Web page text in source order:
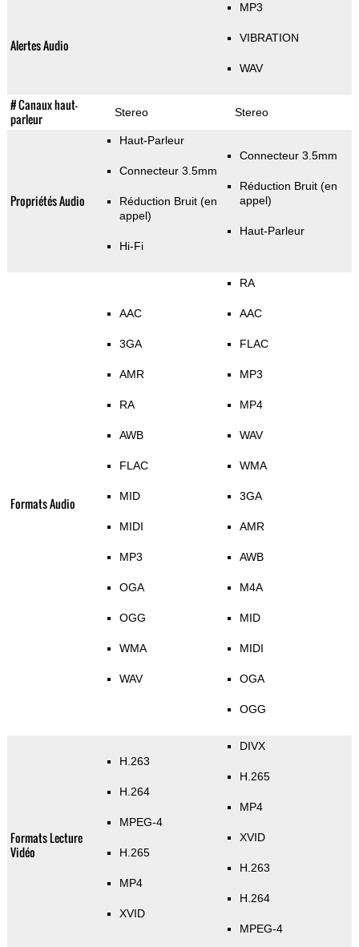
Alertes Audio
MP3
VIBRATION
WAV
# Canaux haut-
parleur
Stereo Stereo
Propriétés Audio
Haut-Parleur
Connecteur 3.5mm
Réduction Bruit (en
appel)
Hi-Fi
Connecteur 3.5mm
Réduction Bruit (en
appel)
Haut-Parleur
Formats Audio
AAC
3GA
AMR
RA
AWB
FLAC
MID
MIDI
MP3
OGA
OGG
WMA
WAV
RA
AAC
FLAC
MP3
MP4
WAV
WMA
3GA
AMR
AWB
M4A
MID
MIDI
OGA
OGG
Formats Lecture
Vidéo
H.263
H.264
MPEG-4
H.265
MP4
XVID
DIVX
H.265
MP4
XVID
H.263
H.264
MPEG-4